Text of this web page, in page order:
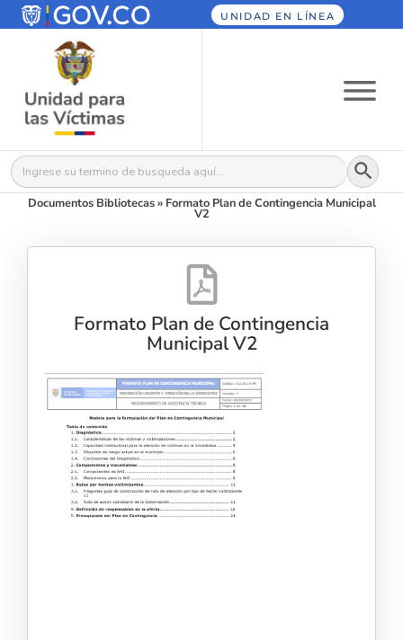
UNIDAD EN LÍNEA
Buscar: Botón
Documentos Bibliotecas» Formato Plan de Contingencia Municipal
V2
Formato Plan de Contingencia
Municipal V2